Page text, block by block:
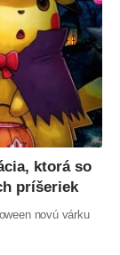
ktorá so
príšeriek
novú várku